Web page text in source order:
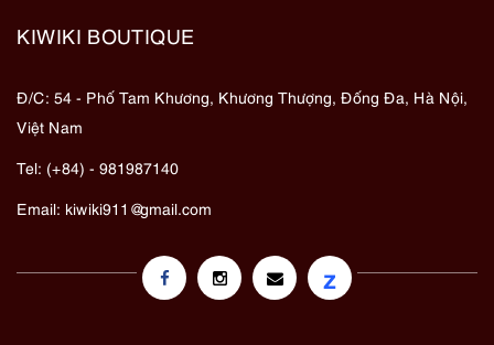
KIWIKI BOUTIQUE
Đ/C: 54 - Phố Tam Khương, Khương Thượng, Đống Đa, Hà Nội,
Việt Nam
Tel: (+84) - 981987140
Email: kiwiki911@gmail.com
z